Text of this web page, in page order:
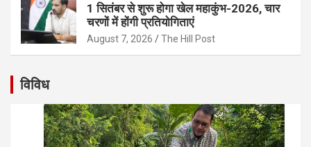
1 सितंबर से शुरू होगा खेल महाकुंभ-2026, चार
चरणों में होंगी प्रतियोगिताएं
August 7, 2026 The Hill Post
विविध